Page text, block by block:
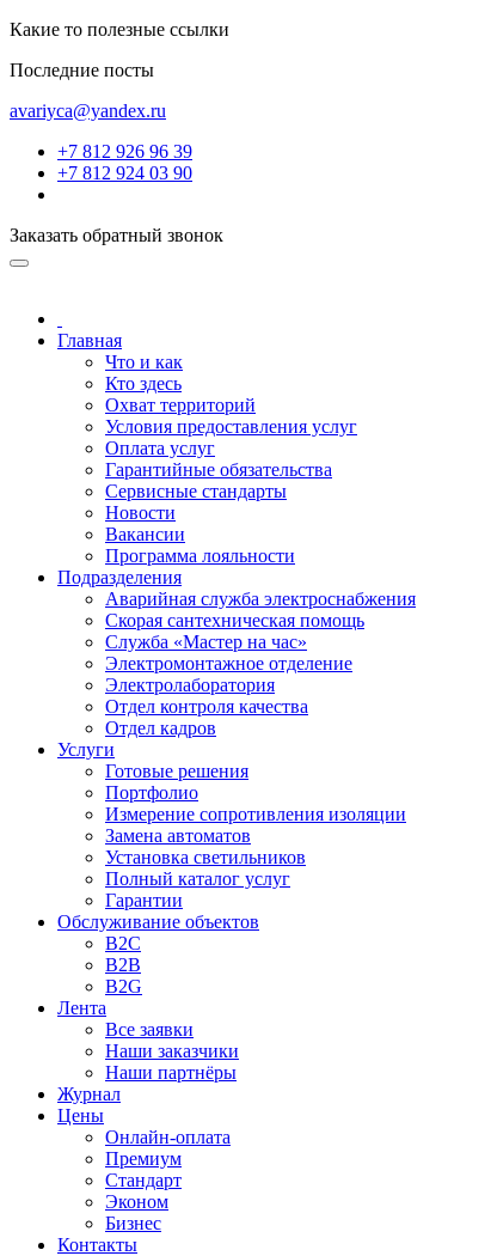
Какие то полезные ссылки
Последние посты
avariyca@yandex.ru
+7 812 926 96 39
+7 812 924 03 90
Заказать обратный звонок
Главная
Что и как
Кто здесь
Охват территорий
Условия предоставления услуг
Оплата услуг
Гарантийные обязательства
Сервисные стандарты
Новости
Вакансии
Программа лояльности
Подразделения
Аварийная служба электроснабжения
Скорая сантехническая помощь
Служба «Мастер на час»
Электромонтажное отделение
Электролаборатория
Отдел контроля качества
Отдел кадров
Услуги
Готовые решения
Портфолио
Измерение сопротивления изоляции
Замена автоматов
Установка светильников
Полный каталог услуг
Гарантии
Обслуживание объектов
B2C
B2B
B2G
Лента
Все заявки
Наши заказчики
Наши партнёры
Журнал
Цены
Онлайн-оплата
Премиум
Стандарт
Эконом
Бизнес
Контакты